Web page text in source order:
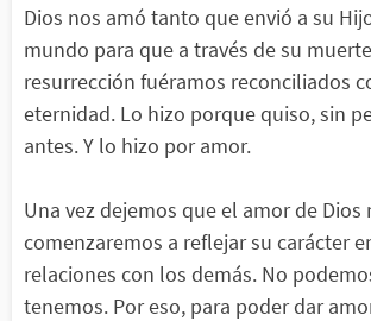
Dios nos amó tanto que envió a su
mundo para que a través de su
resurrección fuéramos reconciliados
eternidad. Lo hizo porque quiso, sin
antes. Y lo hizo por amor.
Una vez dejemos que el amor de Dios
comenzaremos a reflejar su carácter
relaciones con los demás. No
tenemos. Por eso, para poder dar